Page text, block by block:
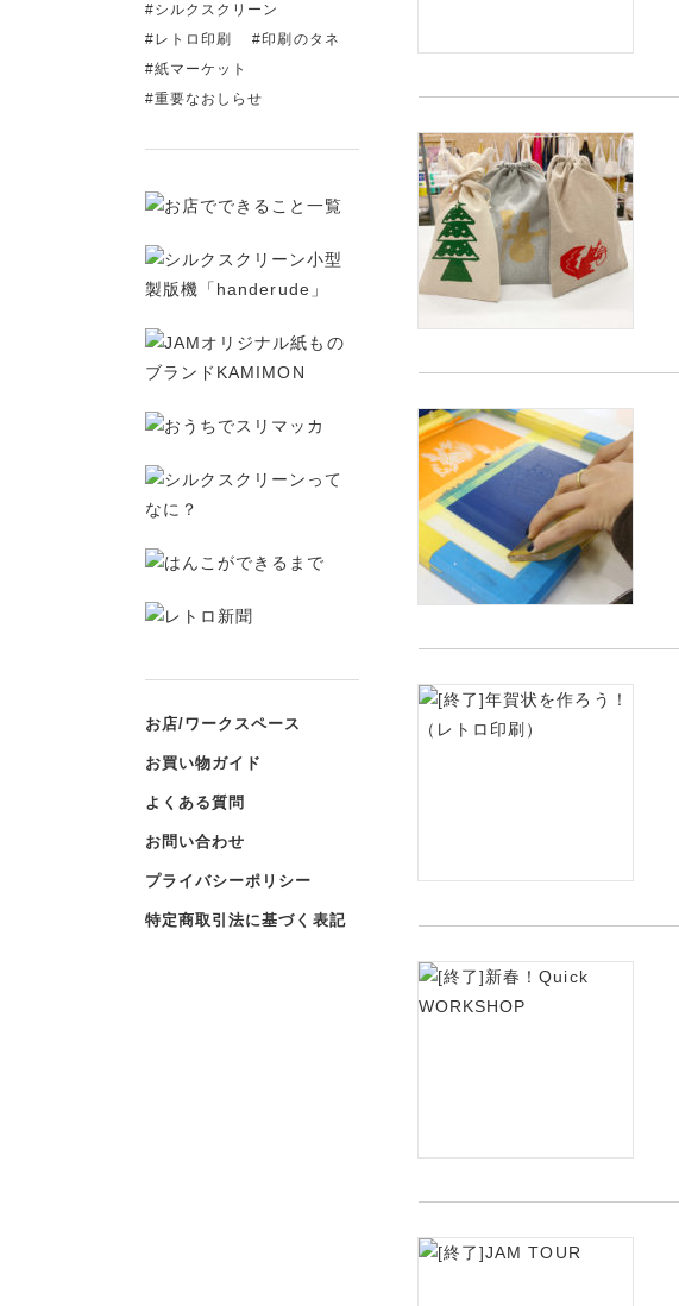
シルクスクリーン
レトロ印刷
印刷のタネ
紙マーケット
重要なおしらせ
お店/ワークスペース
お買い物ガイド
よくある質問
お問い合わせ
プライバシーポリシー
特定商取引法に基づく表記